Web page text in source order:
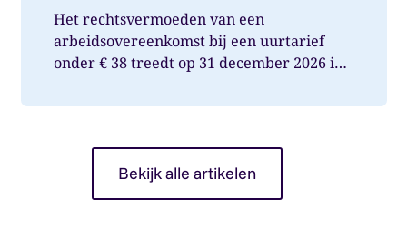
Het rechtsvermoeden van een
arbeidsovereenkomst bij een uurtarief
onder € 38 treedt op 31 december 2026 in
Bekijk alle artikelen